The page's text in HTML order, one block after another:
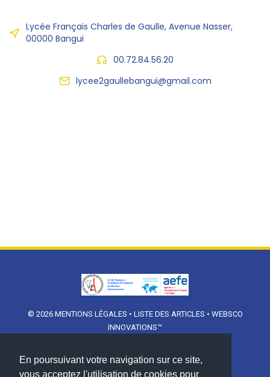
En poursuivant votre navigation sur ce site,
vous acceptez l'utilisation de cookies pour
Lycée Français Charles de Gaulle, Avenue Nasser,
00000 Bangui
00.72.84.56.20
lycee2gaullebangui@gmail.com
© 2026 MENTIONS LÉGALES • LISTE DES ARTICLES • WEBSCO
INNOVATIONS™